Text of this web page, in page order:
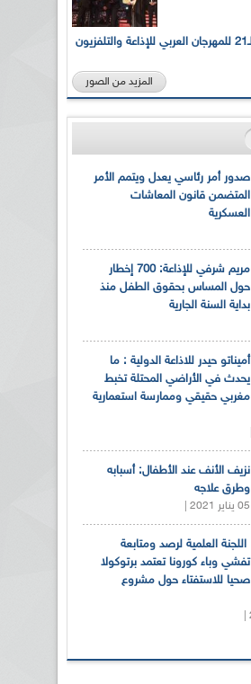
بالصور... الدورة الـ21 للمهرجان العربي للإذاعة والتلفزيون
المزيد من الصور
صدور أمر رئاسي يعدل ويتمم الأمر
المتضمن قانون المعاشات
العسكرية
مريم شرفي للإذاعة: 700 إخطار
حول المساس بحقوق الطفل منذ
بداية السنة الجارية
أميناتو حيدر للاذاعة الدولية : ما
يحدث في الأراضي المحتلة تخبط
مغربي حقيقي وممارسة استعمارية
نزيف الأنف عند الأطفال: أسبابه
وطرق علاجه
05 يناير 2021 |
اللجنة العلمية لرصد ومتابعة
تفشي وباء كورونا تعتمد برتوكولا
صحيا للاستفتاء حول مشروع